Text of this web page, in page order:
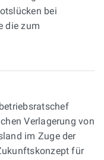
bei
die zum
Verlagerung von
im Zuge der
für